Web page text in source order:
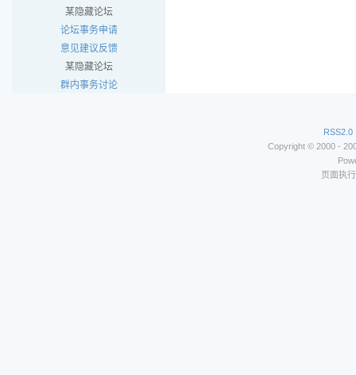
某隐藏论坛
论坛事务申请
意见建议反馈
某隐藏论坛
群内事务讨论
RSS2.0
Copyright © 2000 -
页面执